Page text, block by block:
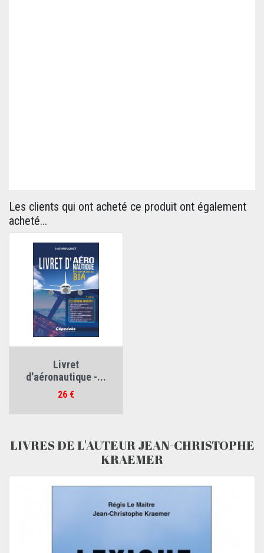
Les clients qui ont acheté ce produit ont également
acheté...
Livret
d'aéronautique -...
Prix
26 €
LIVRES DE L'AUTEUR JEAN-CHRISTOPHE
KRAEMER